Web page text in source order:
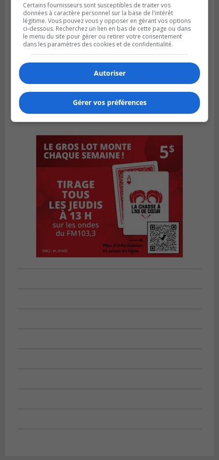
Certains fournisseurs sont susceptibles de traiter vos
données à caractère personnel sur la base de l'intérêt
légitime. Vous pouvez vous y opposer en gérant vos options
ci-dessous. Recherchez un lien en bas de cette page ou dans
le menu du site pour gérer ou retirer votre consentement
dans les paramètres des cookies et de confidentialité.
Autoriser
Gérer vos préférences